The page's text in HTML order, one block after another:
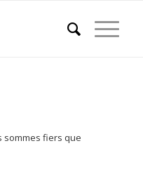
sommes fiers que